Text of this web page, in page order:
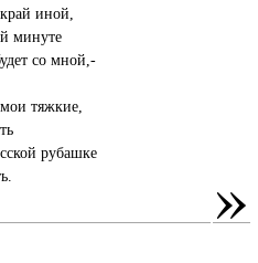
иной,
минуте
со мной,-
тяжкие,
рубашке
»